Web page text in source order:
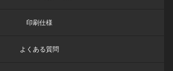
印刷仕様
よくある質問